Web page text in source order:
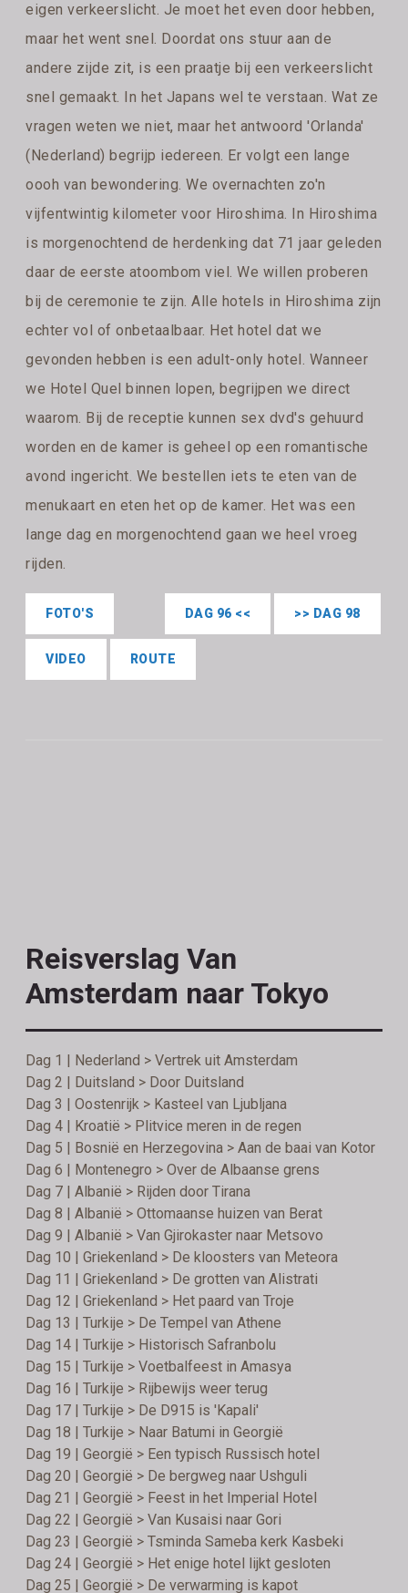
eigen verkeerslicht. Je moet het even door hebben,
maar het went snel. Doordat ons stuur aan de
andere zijde zit, is een praatje bij een verkeerslicht
snel gemaakt. In het Japans wel te verstaan. Wat ze
vragen weten we niet, maar het antwoord 'Orlanda'
(Nederland) begrijp iedereen. Er volgt een lange
oooh van bewondering. We overnachten zo'n
vijfentwintig kilometer voor Hiroshima. In Hiroshima
is morgenochtend de herdenking dat 71 jaar geleden
daar de eerste atoombom viel. We willen proberen
bij de ceremonie te zijn. Alle hotels in Hiroshima zijn
echter vol of onbetaalbaar. Het hotel dat we
gevonden hebben is een adult-only hotel. Wanneer
we Hotel Quel binnen lopen, begrijpen we direct
waarom. Bij de receptie kunnen sex dvd's gehuurd
worden en de kamer is geheel op een romantische
avond ingericht. We bestellen iets te eten van de
menukaart en eten het op de kamer. Het was een
lange dag en morgenochtend gaan we heel vroeg
rijden.
>> DAG 98
DAG 96 <<
FOTO'S
VIDEO ROUTE
Reisverslag Van
Amsterdam naar Tokyo
Dag 1 | Nederland > Vertrek uit Amsterdam
Dag 2 | Duitsland > Door Duitsland
Dag 3 | Oostenrijk > Kasteel van Ljubljana
Dag 4 | Kroatië > Plitvice meren in de regen
Dag 5 | Bosnië en Herzegovina > Aan de baai van Kotor
Dag 6 | Montenegro > Over de Albaanse grens
Dag 7 | Albanië > Rijden door Tirana
Dag 8 | Albanië > Ottomaanse huizen van Berat
Dag 9 | Albanië > Van Gjirokaster naar Metsovo
Dag 10 | Griekenland > De kloosters van Meteora
Dag 11 | Griekenland > De grotten van Alistrati
Dag 12 | Griekenland > Het paard van Troje
Dag 13 | Turkije > De Tempel van Athene
Dag 14 | Turkije > Historisch Safranbolu
Dag 15 | Turkije > Voetbalfeest in Amasya
Dag 16 | Turkije > Rijbewijs weer terug
Dag 17 | Turkije > De D915 is 'Kapali'
Dag 18 | Turkije > Naar Batumi in Georgië
Dag 19 | Georgië > Een typisch Russisch hotel
Dag 20 | Georgië > De bergweg naar Ushguli
Dag 21 | Georgië > Feest in het Imperial Hotel
Dag 22 | Georgië > Van Kusaisi naar Gori
Dag 23 | Georgië > Tsminda Sameba kerk Kasbeki
Dag 24 | Georgië > Het enige hotel lijkt gesloten
Dag 25 | Georgië > De verwarming is kapot